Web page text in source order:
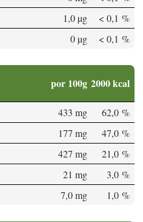
1,0 µg
< 0,1 %
0 µg < 0,1 %
por 100g 2000 kcal
433 mg
62,0 %
177 mg
47,0 %
427 mg
21,0 %
21 mg
3,0 %
7,0 mg 1,0 %